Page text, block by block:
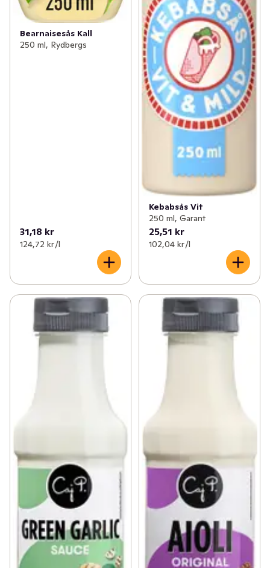
Bearnaisesås Kall
250 ml, Rydbergs
31,18 kr
124,72 kr /l
Kebabsås Vit
250 ml, Garant
25,51 kr
102,04 kr /l